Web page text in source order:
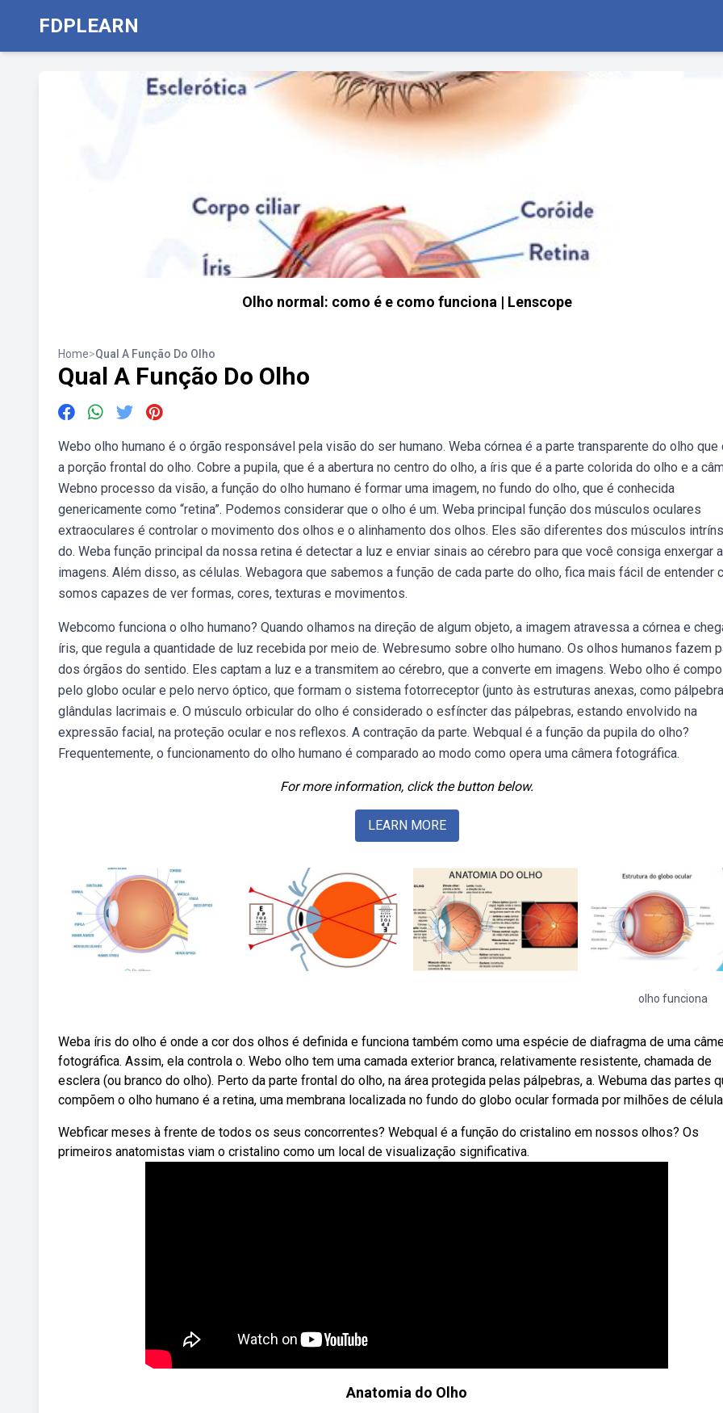
FDPLEARN
Olho normal: como é e como funciona | Lenscope
Home>Qual A Função Do Olho
Qual A Função Do Olho
Webo olho humano é o órgão responsável pela visão do ser humano. Weba córnea é a parte transparente do olho que
a porção frontal do olho. Cobre a pupila, que é a abertura no centro do olho, a íris que é a parte colorida do olho e a
Webno processo da visão, a função do olho humano é formar uma imagem, no fundo do olho, que é conhecida
genericamente como “retina”. Podemos considerar que o olho é um. Weba principal função dos músculos oculares
extraoculares é controlar o movimento dos olhos e o alinhamento dos olhos. Eles são diferentes dos músculos
do. Weba função principal da nossa retina é detectar a luz e enviar sinais ao cérebro para que você consiga enxergar
imagens. Além disso, as células. Webagora que sabemos a função de cada parte do olho, fica mais fácil de entender
somos capazes de ver formas, cores, texturas e movimentos.
Webcomo funciona o olho humano? Quando olhamos na direção de algum objeto, a imagem atravessa a córnea e
íris, que regula a quantidade de luz recebida por meio de. Webresumo sobre olho humano. Os olhos humanos fazem
dos órgãos do sentido. Eles captam a luz e a transmitem ao cérebro, que a converte em imagens. Webo olho é
pelo globo ocular e pelo nervo óptico, que formam o sistema fotorreceptor (junto às estruturas anexas, como
glândulas lacrimais e. O músculo orbicular do olho é considerado o esfíncter das pálpebras, estando envolvido na
expressão facial, na proteção ocular e nos reflexos. A contração da parte. Webqual é a função da pupila do olho?
Frequentemente, o funcionamento do olho humano é comparado ao modo como opera uma câmera fotográfica.
For more information, click the button below.
LEARN MORE
olho funciona
Weba íris do olho é onde a cor dos olhos é definida e funciona também como uma espécie de diafragma de uma
fotográfica. Assim, ela controla o. Webo olho tem uma camada exterior branca, relativamente resistente, chamada de
esclera (ou branco do olho). Perto da parte frontal do olho, na área protegida pelas pálpebras, a. Webuma das partes
compõem o olho humano é a retina, uma membrana localizada no fundo do globo ocular formada por milhões de
Webficar meses à frente de todos os seus concorrentes? Webqual é a função do cristalino em nossos olhos? Os
primeiros anatomistas viam o cristalino como um local de visualização significativa.
Anatomia do Olho